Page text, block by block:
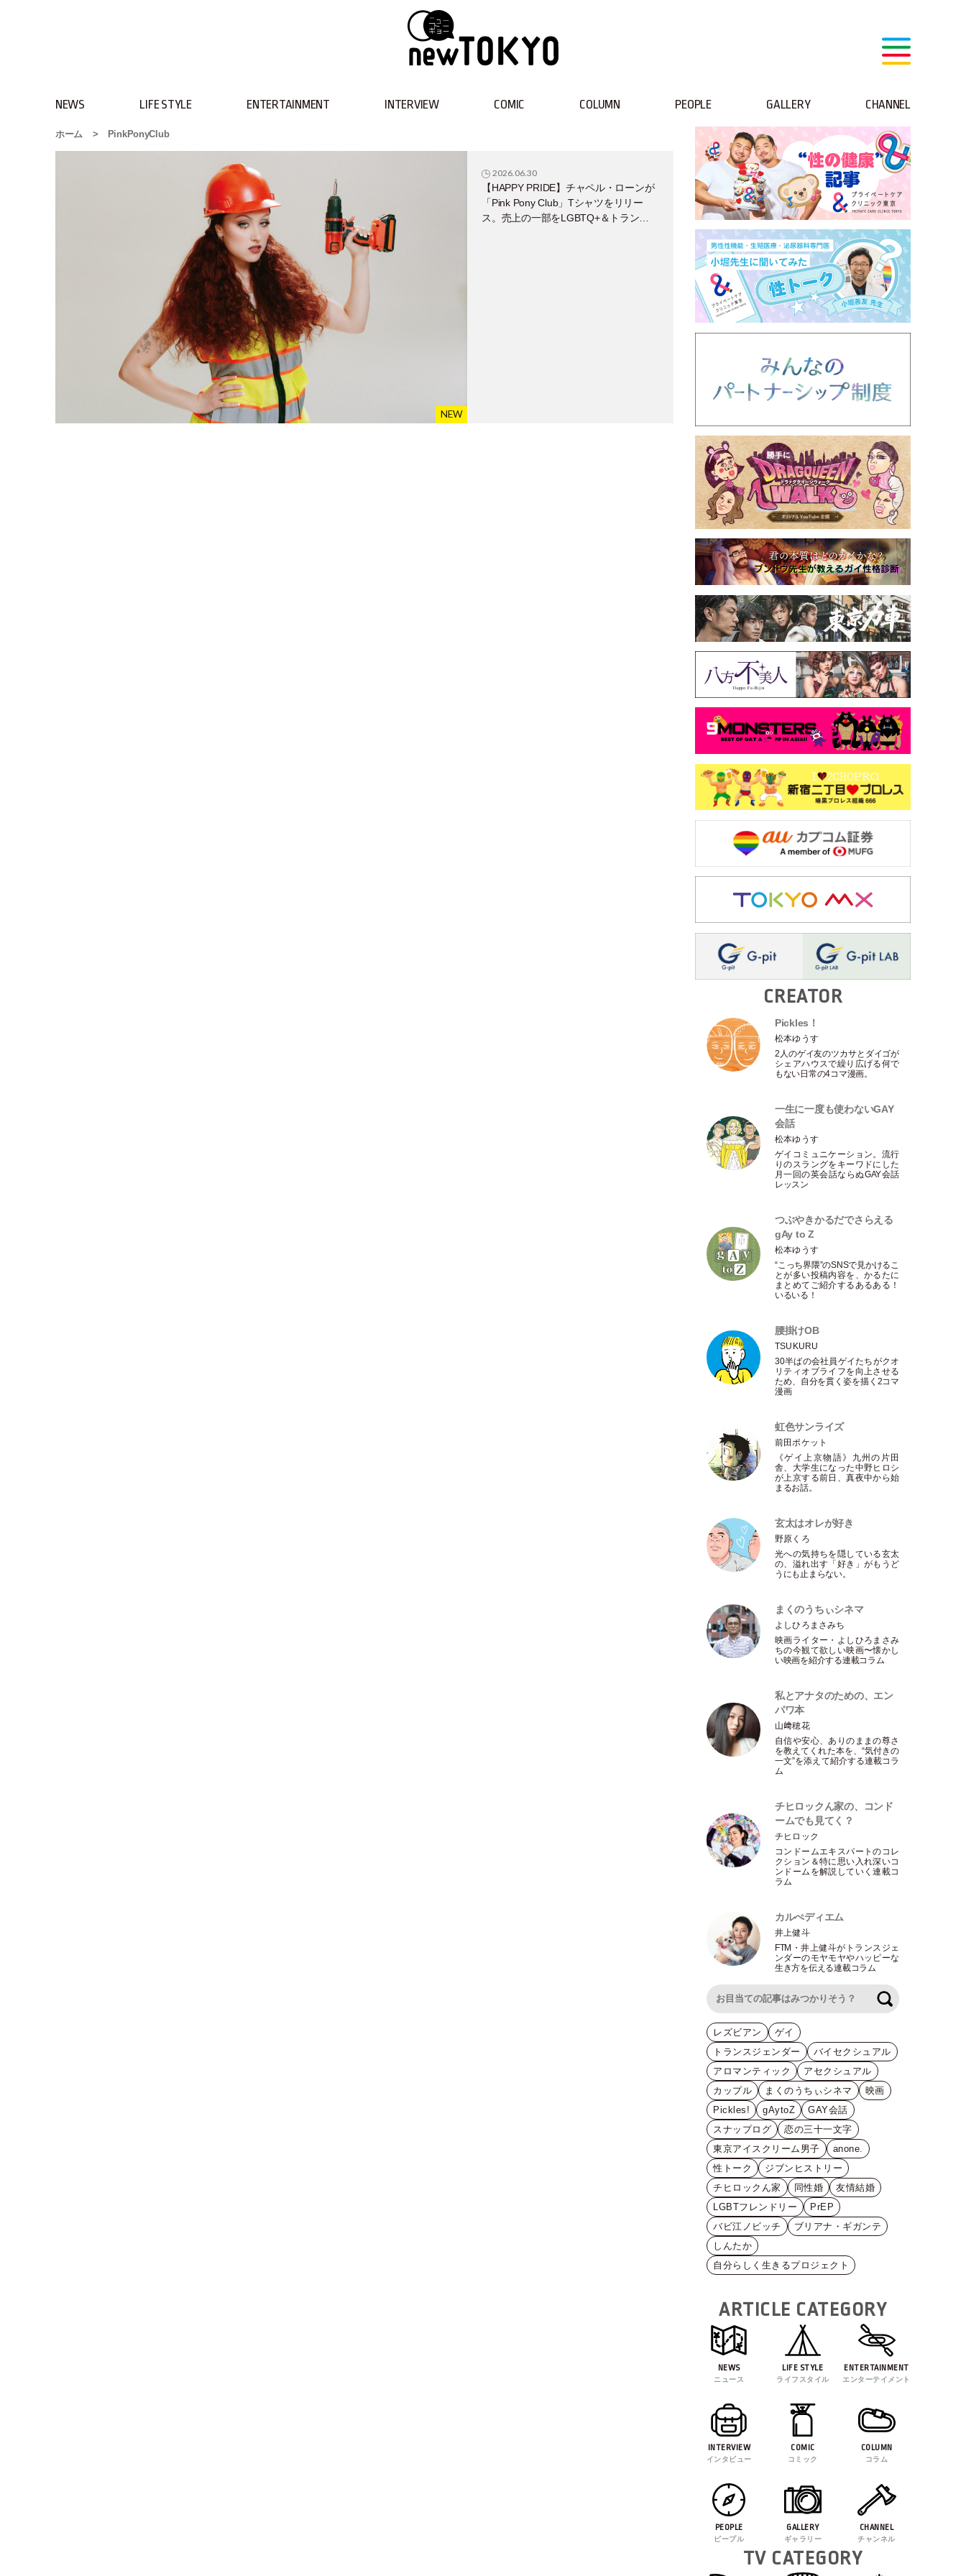
NEWS LIFE STYLE ENTERTAINMENT INTERVIEW COMIC COLUMN PEOPLE GALLERY CHANNEL
ホーム > PinkPonyClub
2026.06.30
【HAPPY PRIDE】チャペル・ローンが
「Pink Pony Club」Tシャツをリリー
ス。売上の一部をLGBTQ+＆トランス
CREATOR
Pickles！
松本ゆうす
2人のゲイ友のツカサとダイゴが
シェアハウスで繰り広げる何で
もない日常の4コマ漫画。
一生に一度も使わないGAY
会話
松本ゆうす
ゲイコミュニケーション。流行
りのスラングをキーワドにした
月一回の英会話ならぬGAY会話
レッスン
つぶやきかるだでさらえる
gAy to Z
松本ゆうす
“こっち界隈”のSNSで見かけるこ
とが多い投稿内容を、かるたに
まとめてご紹介するあるある！
いるいる！
腰掛けOB
TSUKURU
30半ばの会社員ゲイたちがクオ
リティオブライフを向上させる
ため、自分を貫く姿を描く2コマ
漫画
虹色サンライズ
前田ポケット
《ゲイ上京物語》九州の片田
舎、大学生になった中野ヒロシ
が上京する前日、真夜中から始
まるお話。
玄太はオレが好き
野原くろ
光への気持ちを隠している玄太
の、溢れ出す 「好き 」がもうど
うにも止まらない。
まくのうちぃシネマ
よしひろまさみち
映画ライター ・ よしひろまさみ
ちの今観て欲しい映画〜懐かし
い映画を紹介する連載コラム
私とアナタのための、エン
パワ本
山﨑穂花
自信や安心、ありのままの尊さ
を教えてくれた本を、“気付きの
一文”を添えて紹介する連載コラ
ム
チヒロックん家の、コンド
ームでも見てく？
チヒロック
コンドームエキスパートのコレ
クション＆特に思い入れ深いコ
ンドームを解説していく連載コ
ラム
カルぺディエム
井上健斗
FTM ・井上健斗がトランスジェ
ンダーのモヤモヤやハッピーな
生き方を伝える連載コラム
レズビアン
ゲイ
トランスジェンダー
バイセクシュアル
アロマンティック
アセクシュアル
カップル
まくのうちぃシネマ
映画
Pickles!
gAytoZ
GAY会話
スナップログ
恋の三十一文字
東京アイスクリーム男子
anone.
性トーク
ジブンヒストリー
チヒロックん家
同性婚
友情結婚
LGBTフレンドリー
PrEP
バビ江ノビッチ
ブリアナ・ギガンテ
しんたか
自分らしく生きるプロジェクト
ARTICLE CATEGORY
NEWS
ニュース
LIFE STYLE
ライフスタイル
ENTERTAINMENT
エンターテイメント
INTERVIEW
インタビュー
COMIC
コミック
COLUMN
コラム
PEOPLE
ピープル
GALLERY
ギャラリー
CHANNEL
チャンネル
TV CATEGORY